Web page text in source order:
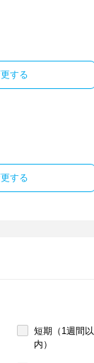
する
する
短期（1週間以
内）